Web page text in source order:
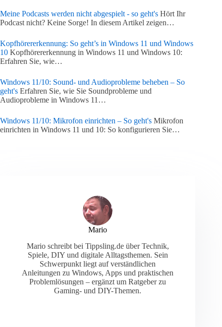
Meine Podcasts werden nicht abgespielt - so geht's Hört Ihr
Podcast nicht? Keine Sorge! In diesem Artikel zeigen…
Kopfhörererkennung: So geht’s in Windows 11 und Windows
10 Kopfhörererkennung in Windows 11 und Windows 10:
Erfahren Sie, wie…
Windows 11/10: Sound- und Audioprobleme beheben – So
geht's Erfahren Sie, wie Sie Soundprobleme und
Audioprobleme in Windows 11…
Windows 11/10: Mikrofon einrichten – So geht's Mikrofon
einrichten in Windows 11 und 10: So konfigurieren Sie…
Mario
Mario schreibt bei Tippsling.de über Technik,
Spiele, DIY und digitale Alltagsthemen. Sein
Schwerpunkt liegt auf verständlichen
Anleitungen zu Windows, Apps und praktischen
Problemlösungen – ergänzt um Ratgeber zu
Gaming- und DIY-Themen.